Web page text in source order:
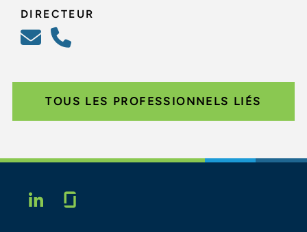
DIRECTEUR
TOUS LES PROFESSIONNELS LIÉS
LINKEDIN